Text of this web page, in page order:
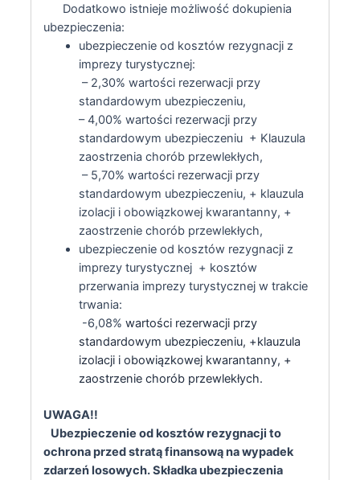
Dodatkowo istnieje możliwość dokupienia
ubezpieczenia:
ubezpieczenie od kosztów rezygnacji z
imprezy turystycznej:
– 2,30% wartości rezerwacji przy
standardowym ubezpieczeniu,
– 4,00% wartości rezerwacji przy
standardowym ubezpieczeniu + Klauzula
zaostrzenia chorób przewlekłych,
– 5,70% wartości rezerwacji przy
standardowym ubezpieczeniu, + klauzula
izolacji i obowiązkowej kwarantanny, +
zaostrzenie chorób przewlekłych,
ubezpieczenie od kosztów rezygnacji z
imprezy turystycznej + kosztów
przerwania imprezy turystycznej w trakcie
trwania:
-6,08% wartości rezerwacji przy
standardowym ubezpieczeniu, +klauzula
izolacji i obowiązkowej kwarantanny, +
zaostrzenie chorób przewlekłych.
UWAGA!!
Ubezpieczenie od kosztów rezygnacji to
ochrona przed stratą finansową na wypadek
zdarzeń losowych. Składka ubezpieczenia